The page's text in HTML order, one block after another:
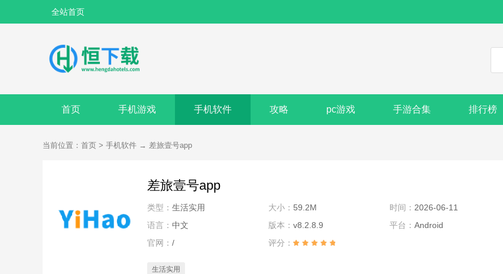
全站首页
首页 手机游戏 手机软件 攻略 pc游戏 手游合集 排行榜
当前位置： 首页 > 手机软件 → 差旅壹号app
差旅壹号app
类型： 生活实用 大小： 59.2M 时间： 2026-06-11
语言： 中文 版本： v8.2.8.9 平台： Android
官网： / 评分：
生活实用